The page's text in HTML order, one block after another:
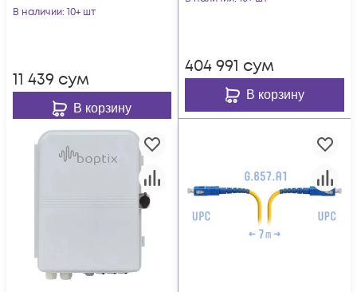
зеленый
В наличии: 10+ шт
11 439 сум
В корзину
404 991 сум
В корзину